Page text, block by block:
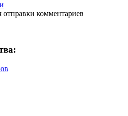
отправки комментариев